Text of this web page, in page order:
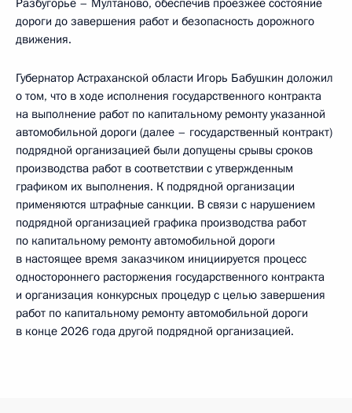
Разбугорье – Мултаново, обеспечив проезжее состояние
дороги до завершения работ и безопасность дорожного
движения.
Губернатор Астраханской области Игорь Бабушкин доложил
о том, что в ходе исполнения государственного контракта
на выполнение работ по капитальному ремонту указанной
автомобильной дороги (далее – государственный контракт)
подрядной организацией были допущены срывы сроков
производства работ в соответствии с утвержденным
графиком их выполнения. К подрядной организации
применяются штрафные санкции. В связи с нарушением
подрядной организацией графика производства работ
по капитальному ремонту автомобильной дороги
в настоящее время заказчиком инициируется процесс
одностороннего расторжения государственного контракта
и организация конкурсных процедур с целью завершения
работ по капитальному ремонту автомобильной дороги
в конце 2026 года другой подрядной организацией.